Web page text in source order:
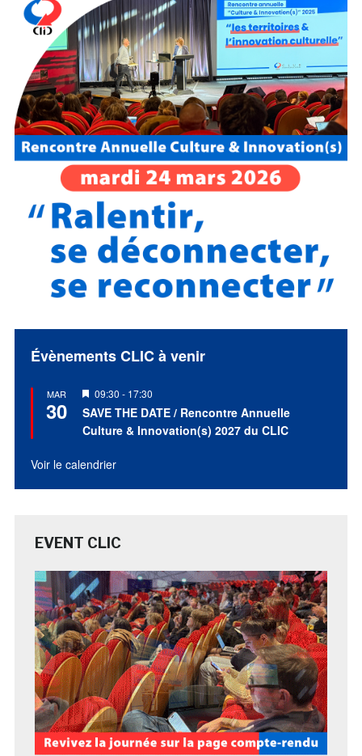
Évènements CLIC à venir
MAR
30
Mis
en
avant
09:30 - 17:30
SAVE THE DATE / Rencontre Annuelle
Culture & Innovation(s) 2027 du CLIC
Voir le calendrier
EVENT CLIC